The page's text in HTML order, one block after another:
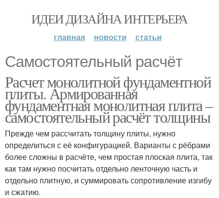
ИДЕИ ДИЗАЙНА ИНТЕРЬЕРА
главная новости статьи
Самостоятельный расчёт
Расчет монолитной фундаментной
плиты. Армированная
фундаментная монолитная плита –
самостоятельный расчёт толщины
Прежде чем рассчитать толщину плиты, нужно
определиться с её конфигурацией. Варианты с рёбрами
более сложны в расчёте, чем простая плоская плита, так
как там нужно посчитать отдельно ленточную часть и
отдельно плитную, и суммировать сопротивление изгибу
и сжатию.